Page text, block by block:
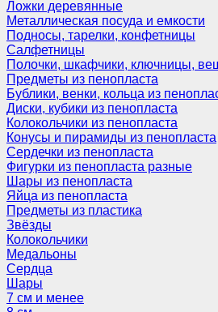
Ложки деревянные
Металлическая посуда и емкости
Подносы, тарелки, конфетницы
Салфетницы
Полочки, шкафчики, ключницы,
Предметы из пенопласта
Бублики, венки, кольца из
Диски, кубики из пенопласта
Колокольчики из пенопласта
Конусы и пирамиды из пенопласта
Сердечки из пенопласта
Фигурки из пенопласта разные
Шары из пенопласта
Яйца из пенопласта
Предметы из пластика
Звёзды
Колокольчики
Медальоны
Сердца
Шары
7 см и менее